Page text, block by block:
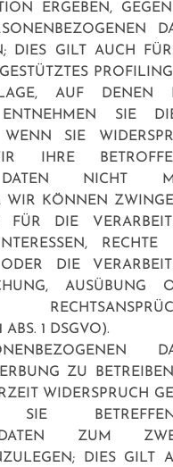
ERGEBEN,
DIES GILT AUCH
AUF DENEN
SIE
WENN SIE
IHRE
DATEN NICHT
WIR KÖNNEN
FÜR DIE
RECHTE
DIE
AUSÜBUNG
1 DSGVO).
ZU
WIDERSPRUCH
DATEN ZUM
DIES GILT